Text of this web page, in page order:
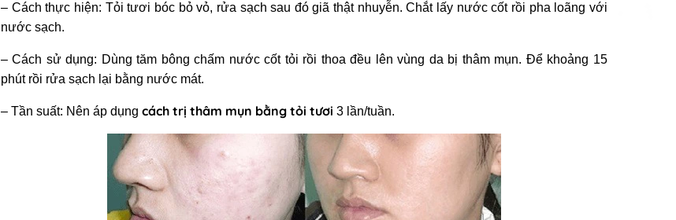
– Cách thực hiện: Tỏi tươi bóc bỏ vỏ, rửa sạch sau đó giã thật nhuyễn. Chắt lấy nước cốt rồi pha loãng với
nước sạch.
– Cách sử dụng: Dùng tăm bông chấm nước cốt tỏi rồi thoa đều lên vùng da bị thâm mụn. Để khoảng 15
phút rồi rửa sạch lại bằng nước mát.
– Tần suất: Nên áp dụng cách trị thâm mụn bằng tỏi tươi 3 lần/tuần.